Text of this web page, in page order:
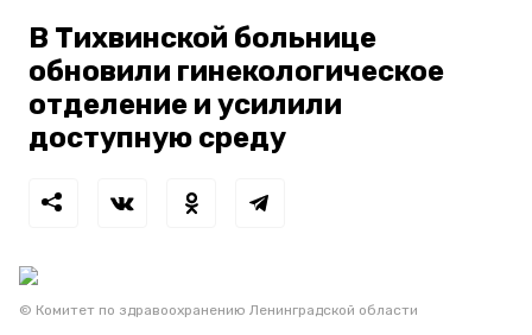
В Тихвинской больнице
обновили гинекологическое
отделение и усилили
доступную среду
© Комитет по здравоохранению Ленинградской области